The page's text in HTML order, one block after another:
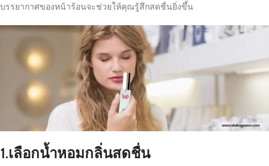
บรรยากาศของหน้าร้อนจะช่วยให้คุณรู้สึกสดชื่นยิ่งขึ้น
1.เลือกน้ำหอมกลิ่นสดชื่น